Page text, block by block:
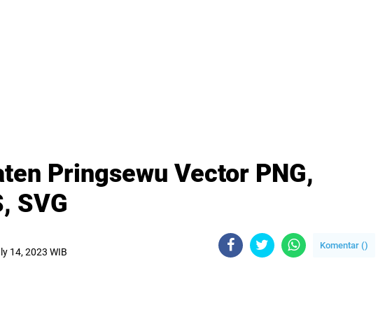
Pringsewu Vector PNG,
SVG
14, 2023 WIB
Komentar ()